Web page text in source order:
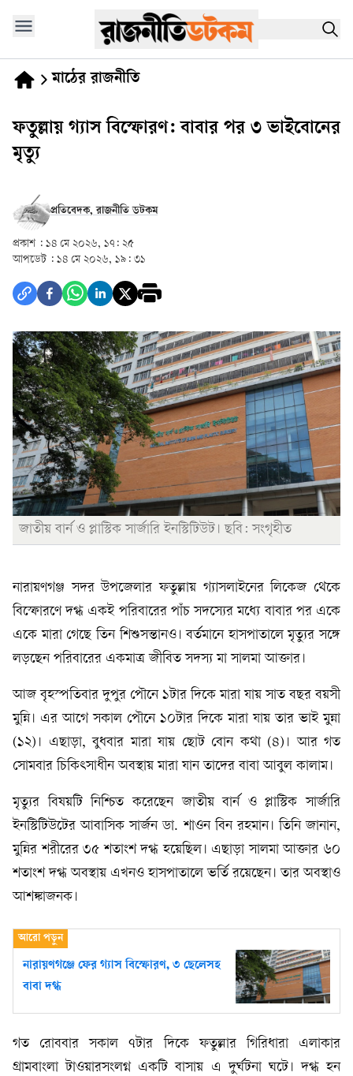
মাঠের রাজনীতি
ফতুল্লায় গ্যাস বিস্ফোরণ: বাবার পর ৩ ভাইবোনের
মৃত্যু
প্রতিবেদক, রাজনীতি ডটকম
প্রকাশ : ১৪ মে ২০২৬, ১৭: ২৫
আপডেট : ১৪ মে ২০২৬, ১৯: ৩১
জাতীয় বার্ন ও প্লাস্টিক সার্জারি ইনস্টিটিউট। ছবি: সংগৃহীত
নারায়ণগঞ্জ সদর উপজেলার ফতুল্লায় গ্যাসলাইনের লিকেজ থেকে
বিস্ফোরণে দগ্ধ একই পরিবারের পাঁচ সদস্যের মধ্যে বাবার পর একে
একে মারা গেছে তিন শিশুসন্তানও। বর্তমানে হাসপাতালে মৃত্যুর সঙ্গে
লড়ছেন পরিবারের একমাত্র জীবিত সদস্য মা সালমা আক্তার।
আজ বৃহস্পতিবার দুপুর পৌনে ১টার দিকে মারা যায় সাত বছর বয়সী
মুন্নি। এর আগে সকাল পৌনে ১০টার দিকে মারা যায় তার ভাই মুন্না
(১২)। এছাড়া, বুধবার মারা যায় ছোট বোন কথা (৪)। আর গত
সোমবার চিকিৎসাধীন অবস্থায় মারা যান তাদের বাবা আবুল কালাম।
মৃত্যুর বিষয়টি নিশ্চিত করেছেন জাতীয় বার্ন ও প্লাস্টিক সার্জারি
ইনস্টিটিউটের আবাসিক সার্জন ডা. শাওন বিন রহমান। তিনি জানান,
মুন্নির শরীরের ৩৫ শতাংশ দগ্ধ হয়েছিল। এছাড়া সালমা আক্তার ৬০
শতাংশ দগ্ধ অবস্থায় এখনও হাসপাতালে ভর্তি রয়েছেন। তার অবস্থাও
আশঙ্কাজনক।
নারায়ণগঞ্জে ফের গ্যাস বিস্ফোরণ, ৩ ছেলেসহ
বাবা দগ্ধ
গত রোববার সকাল ৭টার দিকে ফতুল্লার গিরিধারা এলাকার
গ্রামবাংলা টাওয়ারসংলগ্ন একটি বাসায় এ দুর্ঘটনা ঘটে। দগ্ধ হন